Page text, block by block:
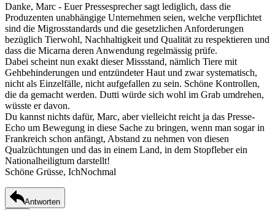
Danke, Marc - Euer Pressesprecher sagt lediglich, dass die
Produzenten unabhängige Unternehmen seien, welche verpflichtet
sind die Migrosstandards und die gesetzlichen Anforderungen
bezüglich Tierwohl, Nachhaltigkeit und Qualität zu respektieren und
dass die Micarna deren Anwendung regelmässig prüfe.
Dabei scheint nun exakt dieser Missstand, nämlich Tiere mit
Gehbehinderungen und entzündeter Haut und zwar systematisch,
nicht als Einzelfälle, nicht aufgefallen zu sein. Schöne Kontrollen,
die da gemacht werden. Dutti würde sich wohl im Grab umdrehen,
wüsste er davon.
Du kannst nichts dafür, Marc, aber vielleicht reicht ja das Presse-
Echo um Bewegung in diese Sache zu bringen, wenn man sogar in
Frankreich schon anfängt, Abstand zu nehmen von diesen
Qualzüchtungen und das in einem Land, in dem Stopfleber ein
Nationalheiligtum darstellt!
Schöne Grüsse, IchNochmal
Antworten